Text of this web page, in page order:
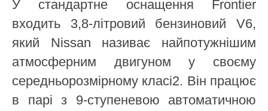
У стандартне оснащення Frontier
входить 3,8-літровий бензиновий V6,
який Nissan називає найпотужнішим
атмосферним двигуном у своєму
середньорозмірному класі2. Він працює
в парі з 9-ступеневою автоматичною